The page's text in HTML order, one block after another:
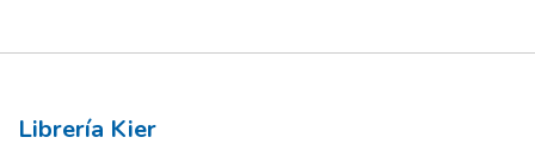
Librería Kier